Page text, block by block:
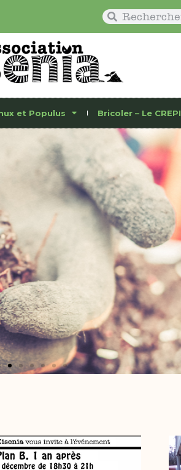
et Populus Bricoler – Le CREPI